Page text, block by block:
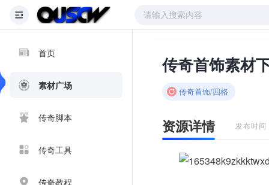
首页
素材广场
传奇脚本
传奇工具
传奇教程
传奇首饰/四格
资源详情 发布时